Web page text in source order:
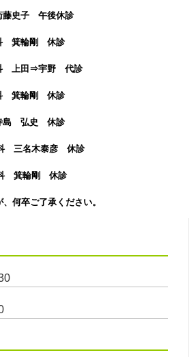
史子 午後休診
箕輪剛 休診
上田⇒宇野 代診
箕輪剛 休診
島 弘史 休診
三名木泰彦 休診
箕輪剛 休診
何卒ご了承ください。